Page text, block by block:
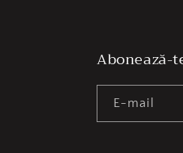
Abonează-
E-mail